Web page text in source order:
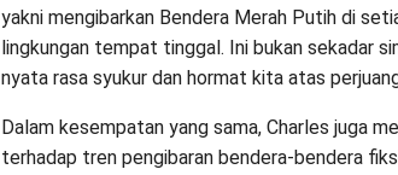
yakni mengibarkan Bendera Merah Putih di
lingkungan tempat tinggal. Ini bukan sekadar
nyata rasa syukur dan hormat kita atas
Dalam kesempatan yang sama, Charles juga
terhadap tren pengibaran bendera-bendera